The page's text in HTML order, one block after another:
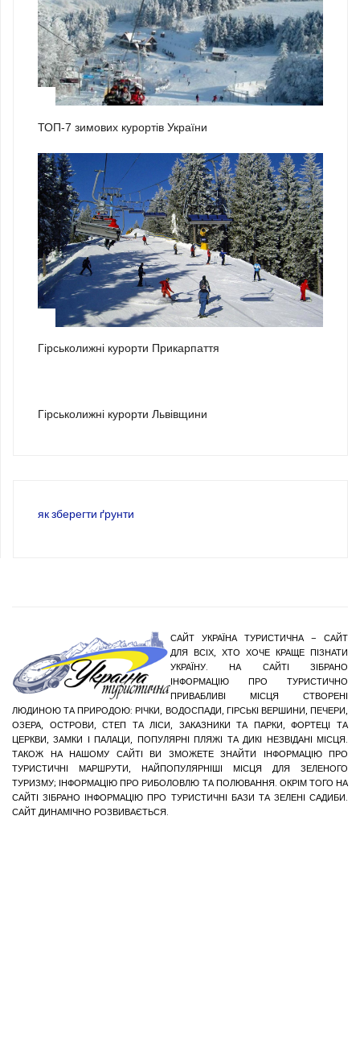
ТОП-7 зимових курортів України
Гірськолижні курорти Прикарпаття
Гірськолижні курорти Львівщини
як зберегти ґрунти
САЙТ УКРАЇНА ТУРИСТИЧНА – САЙТ
ДЛЯ ВСІХ, ХТО ХОЧЕ КРАЩЕ ПІЗНАТИ
УКРАЇНУ. НА САЙТІ ЗІБРАНО
ІНФОРМАЦІЮ ПРО ТУРИСТИЧНО
ПРИВАБЛИВІ МІСЦЯ СТВОРЕНІ
ЛЮДИНОЮ ТА ПРИРОДОЮ: РІЧКИ, ВОДОСПАДИ, ГІРСЬКІ ВЕРШИНИ, ПЕЧЕРИ,
ОЗЕРА, ОСТРОВИ, СТЕП ТА ЛІСИ, ЗАКАЗНИКИ ТА ПАРКИ, ФОРТЕЦІ ТА
ЦЕРКВИ, ЗАМКИ І ПАЛАЦИ, ПОПУЛЯРНІ ПЛЯЖІ ТА ДИКІ НЕЗВІДАНІ МІСЦЯ.
ТАКОЖ НА НАШОМУ САЙТІ ВИ ЗМОЖЕТЕ ЗНАЙТИ ІНФОРМАЦІЮ ПРО
ТУРИСТИЧНІ МАРШРУТИ, НАЙПОПУЛЯРНІШІ МІСЦЯ ДЛЯ ЗЕЛЕНОГО
ТУРИЗМУ; ІНФОРМАЦІЮ ПРО РИБОЛОВЛЮ ТА ПОЛЮВАННЯ. ОКРІМ ТОГО НА
САЙТІ ЗІБРАНО ІНФОРМАЦІЮ ПРО ТУРИСТИЧНІ БАЗИ ТА ЗЕЛЕНІ САДИБИ.
САЙТ ДИНАМІЧНО РОЗВИВАЄТЬСЯ.